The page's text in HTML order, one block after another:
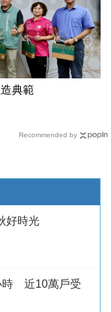
典範
Recommended by
好時光
時 近10萬戶受